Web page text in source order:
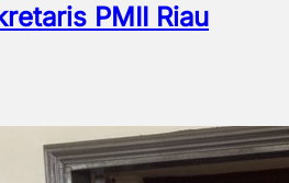
PMII Riau